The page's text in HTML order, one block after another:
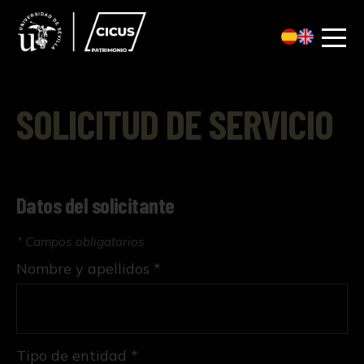
SOLICITUD DE SERVICIO
Datos del solicitante
* Campos obligatorios
Tipo de entidad *
Nombre y apellidos *